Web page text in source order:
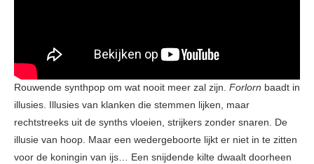
Rouwende synthpop om wat nooit meer zal zijn. Forlorn baadt in
illusies. Illusies van klanken die stemmen lijken, maar
rechtstreeks uit de synths vloeien, strijkers zonder snaren. De
illusie van hoop. Maar een wedergeboorte lijkt er niet in te zitten
voor de koningin van ijs… Een snijdende kilte dwaalt doorheen